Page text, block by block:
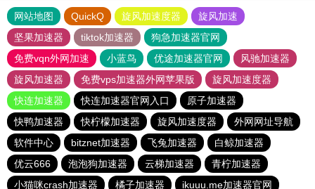
网站地图 QuickQ 旋风加速度器
旋风加速
坚果加速器
tiktok加速器
狗急加速器官网
免费vqn外网加速
小蓝鸟 优途加速器官网
风驰加速器
旋风加速器
免费vps加速器外网苹果版
旋风加速度器
快连加速器
快连加速器官网入口
原子加速器
快鸭加速器
快柠檬加速器 旋风加速度器
外网网址导航
软件中心
bitznet加速器 飞兔加速器
白鲸加速器
优云666
泡泡狗加速器 云梯加速器
青柠加速器
小猫咪crash加速器
橘子加速器 ikuuu.me加速器官网